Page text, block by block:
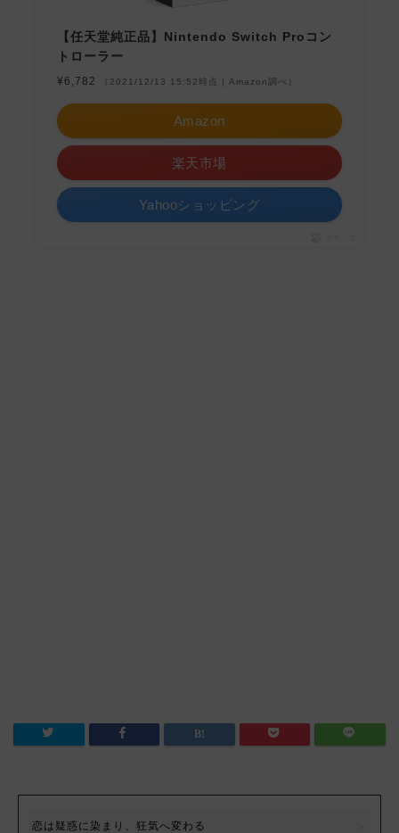
【任天堂純正品】Nintendo Switch Proコン
トローラー
¥6,782 （2021/12/13 15:52時点 | Amazon調べ）
Amazon
楽天市場
Yahooショッピング
恋は疑惑に染まり、狂気へ変わる